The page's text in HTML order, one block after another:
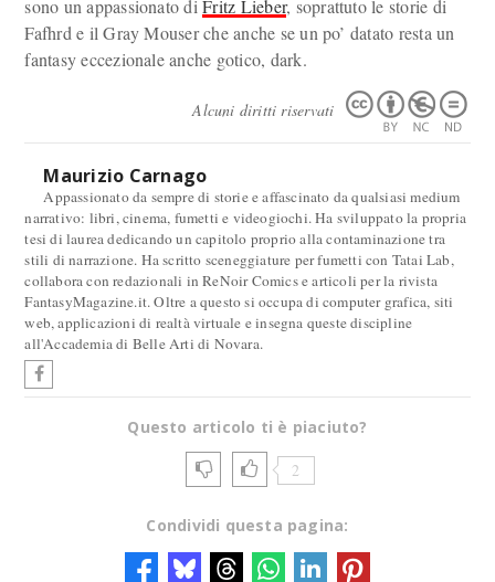
sono un appassionato diFritz Lieber, soprattuto le storie di
Fafhrd e il Gray Mouser che anche se un po’ datato resta un
fantasy eccezionale anche gotico, dark.
Alcuni diritti riservati
Maurizio Carnago
Appassionato da sempre di storie e affascinato da qualsiasi medium
narrativo: libri, cinema, fumetti e videogiochi. Ha sviluppato la propria
tesi di laurea dedicando un capitolo proprio alla contaminazione tra
stili di narrazione. Ha scritto sceneggiature per fumetti con Tatai Lab,
collabora con redazionali in ReNoir Comics e articoli per la rivista
FantasyMagazine.it. Oltre a questo si occupa di computer grafica, siti
web, applicazioni di realtà virtuale e insegna queste discipline
all'Accademia di Belle Arti di Novara.
Questo articolo ti è piaciuto?
2
Condividi questa pagina: